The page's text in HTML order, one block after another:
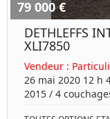
79 000 €
DETHLEFFS
XLI7850
Vendeur :
26 mai 2020 12 h
2015 / 4